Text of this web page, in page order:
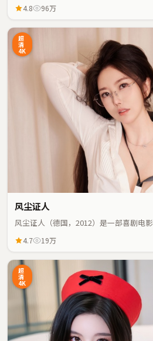
节奏紧凑。
4.8 96万
超
清
4K
风尘证人
风尘证人（德国，2012）是一部喜剧电
4.7 19万
超
清
4K